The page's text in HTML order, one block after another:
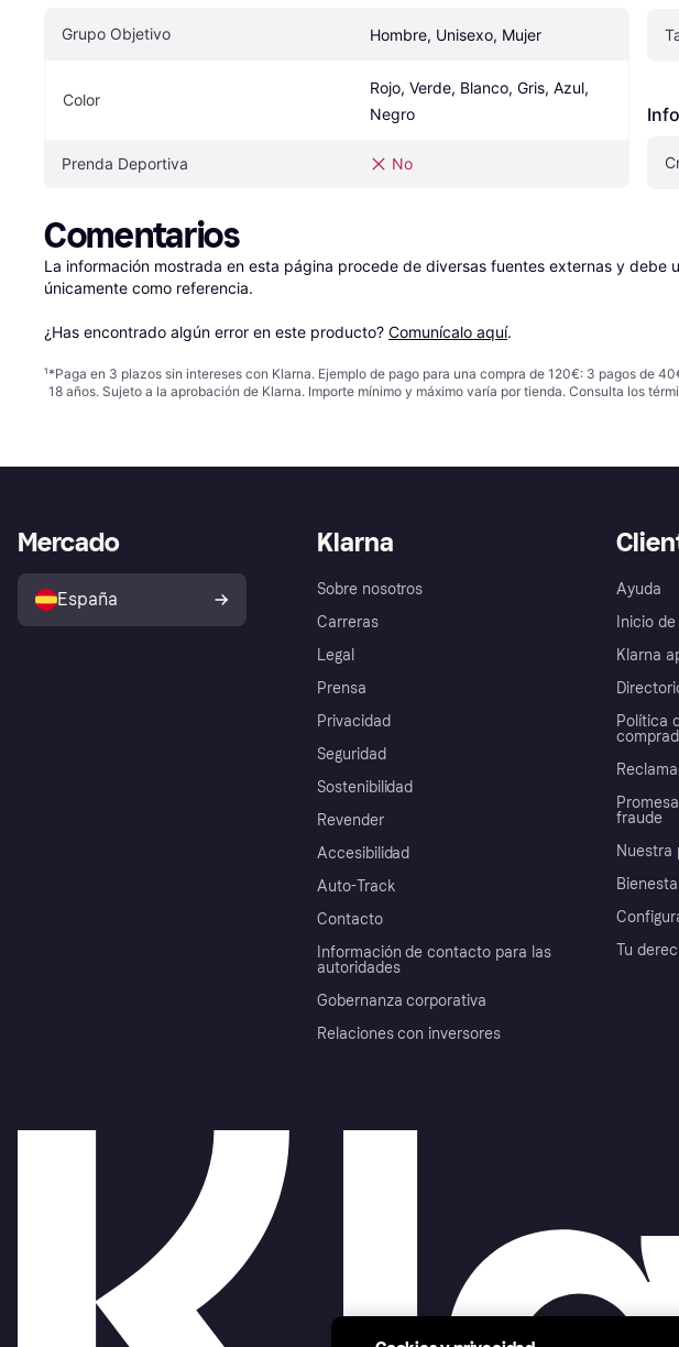
Grupo Objetivo Hombre, Unisexo, Mujer
Color
Rojo, Verde, Blanco, Gris, Azul,
Negro
Prenda Deportiva No
Comentarios
La información mostrada en esta página procede de diversas fuentes externas y debe
únicamente como referencia.
¿Has encontrado algún error en este producto? Comunícalo aquí.
¹*Paga en 3 plazos sin intereses con Klarna. Ejemplo de pago para una compra de 120€: 3 pagos de
18 años. Sujeto a la aprobación de Klarna. Importe mínimo y máximo varía por tienda. Consulta los
Klarna
Sobre nosotros
Carreras
Legal
Prensa
Privacidad
Seguridad
Sostenibilidad
Revender
Accesibilidad
Auto-Track
Contacto
Información de contacto para las
autoridades
Gobernanza corporativa
Relaciones con inversores
Ayuda
Inicio
Klarna
Política
fraude
Nuestra
Tu
Mercado
España